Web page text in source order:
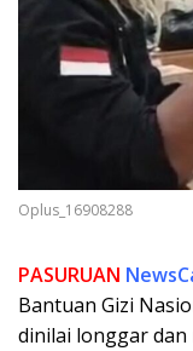
Oplus_16908288
PASURUAN
Bantuan Gizi
dinilai longgar